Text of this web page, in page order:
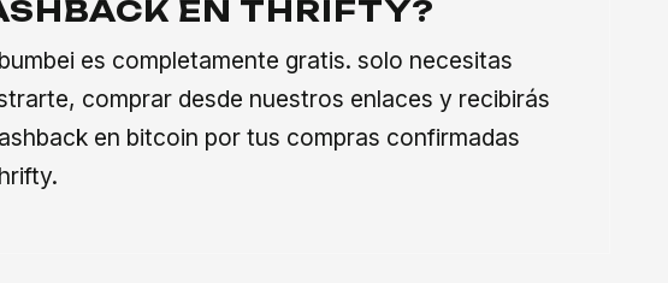
EN THRIFTY?
es completamente gratis. solo necesitas
comprar desde nuestros enlaces y recibirás
en bitcoin por tus compras confirmadas